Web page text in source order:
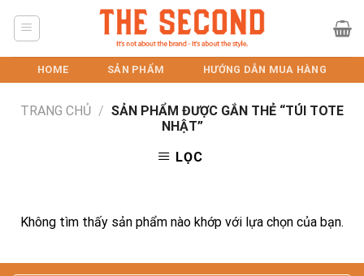
HOME SẢN PHẨM HƯỚNG DẪN MUA HÀNG
TRANG CHỦ / SẢN PHẨM ĐƯỢC GẮN THẺ “TÚI TOTE
NHẬT”
LỌC
Không tìm thấy sản phẩm nào khớp với lựa chọn của bạn.